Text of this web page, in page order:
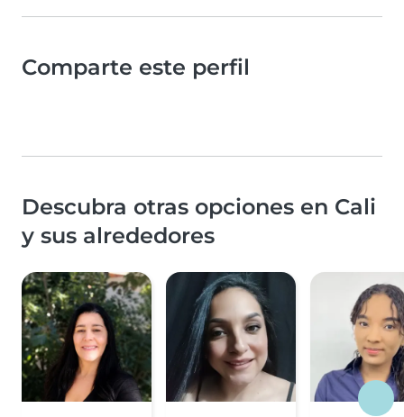
Comparte este perfil
Descubra otras opciones en Cali
y sus alrededores